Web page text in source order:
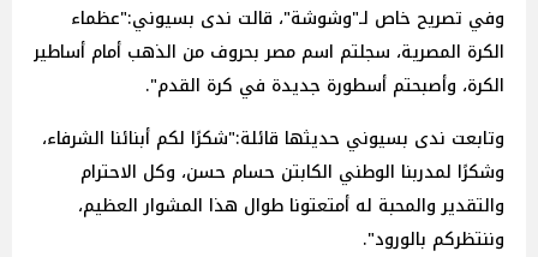
وفي تصريح خاص لـ"وشوشة"، قالت ندى بسيوني:"عظماء
الكرة المصرية، سجلتم اسم مصر بحروف من الذهب أمام أساطير
الكرة، وأصبحتم أسطورة جديدة في كرة القدم".
وتابعت ندى بسيوني حديثها قائلة:"شكرًا لكم أبنائنا الشرفاء،
وشكرًا لمدربنا الوطني الكابتن حسام حسن، وكل الاحترام
والتقدير والمحبة له أمتعتونا طوال هذا المشوار العظيم،
وننتظركم بالورود".